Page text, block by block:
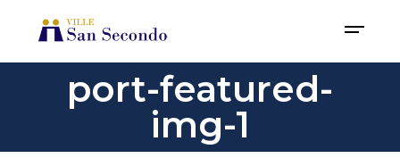
port-featured-
img-1